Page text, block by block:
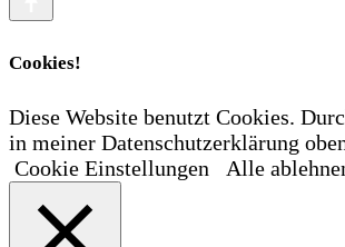
Cookies!
Diese Website benutzt Cookies.
in meiner Datenschutzerklärung
Cookie Einstellungen
Alle